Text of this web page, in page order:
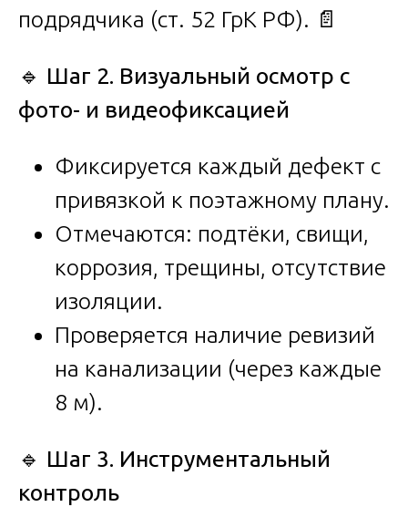
подрядчика (ст. 52 ГрК РФ). 📄
🔹 Шаг 2. Визуальный осмотр с
фото- и видеофиксацией
Фиксируется каждый дефект с
привязкой к поэтажному плану.
Отмечаются: подтёки, свищи,
коррозия, трещины, отсутствие
изоляции.
Проверяется наличие ревизий
на канализации (через каждые
8 м).
🔹 Шаг 3. Инструментальный
контроль